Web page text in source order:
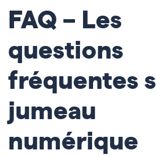
FAQ – Les
questions
fréquentes
jumeau
numérique